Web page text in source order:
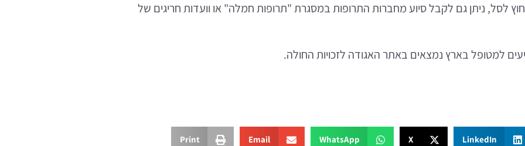
מחוץ לסל, ניתן גם לקבל סיוע מחברות התרופות במסגרת "תרופות חמלה" או וועדות חריגים של
למטופל בארץ נמצאים באתר האגודה לזכויות החולה.
LinkedIn
X
WhatsApp
Email
Print